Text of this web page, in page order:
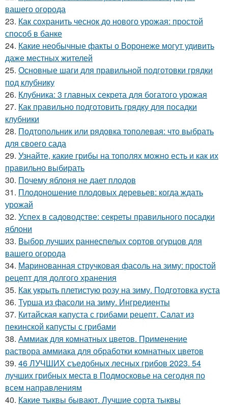
вашего огорода
23. Как сохранить чеснок до нового урожая: простой
способ в банке
24. Какие необычные факты о Воронеже могут удивить
даже местных жителей
25. Основные шаги для правильной подготовки грядки
под клубнику
26. Клубника: 3 главных секрета для богатого урожая
27. Как правильно подготовить грядку для посадки
клубники
28. Подтопольник или рядовка тополевая: что выбрать
для своего сада
29. Узнайте, какие грибы на тополях можно есть и как их
правильно выбирать
30. Почему яблоня не дает плодов
31. Плодоношение плодовых деревьев: когда ждать
урожай
32. Успех в садоводстве: секреты правильного посадки
яблони
33. Выбор лучших раннеспелых сортов огурцов для
вашего огорода
34. Маринованная стручковая фасоль на зиму: простой
рецепт для долгого хранения
35. Как укрыть плетистую розу на зиму. Подготовка куста
36. Турша из фасоли на зиму. Ингредиенты
37. Китайская капуста с грибами рецепт. Салат из
пекинской капусты с грибами
38. Аммиак для комнатных цветов. Применение
раствора аммиака для обработки комнатных цветов
39. 46 ЛУЧШИХ съедобных лесных грибов 2023. 54
лучших грибных места в Подмосковье на сегодня по
всем направлениям
40. Какие тыквы бывают. Лучшие сорта тыквы